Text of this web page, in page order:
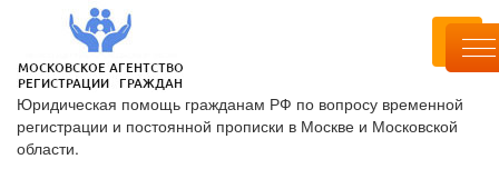
Юридическая помощь гражданам РФ по вопросу временной
регистрации и постоянной прописки в Москве и Московской
области.